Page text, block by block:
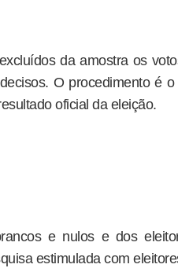
da amostra os
O procedimento é
oficial da eleição.
e nulos e dos
estimulada com